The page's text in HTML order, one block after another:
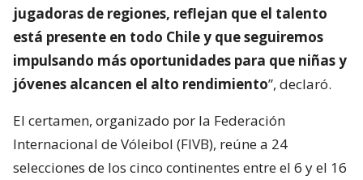
jugadoras de regiones, reflejan que el talento
está presente en todo Chile y que seguiremos
impulsando más oportunidades para que niñas y
jóvenes alcancen el alto rendimiento”, declaró.
El certamen, organizado por la Federación
Internacional de Vóleibol (FIVB), reúne a 24
selecciones de los cinco continentes entre el 6 y el 16